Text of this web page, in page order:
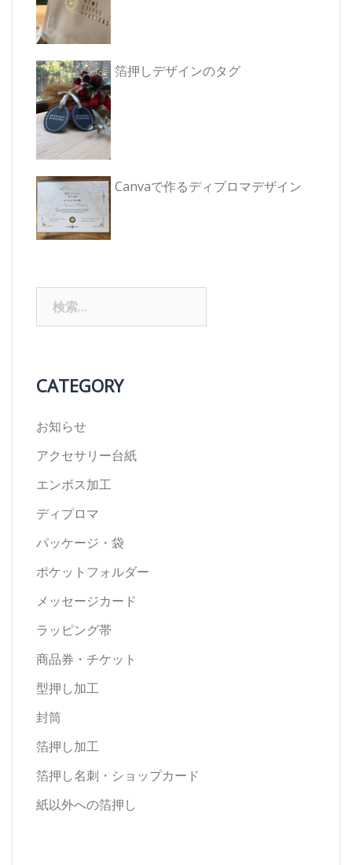
箔押しデザインのタグ
Canvaで作るディプロマデザイン
CATEGORY
お知らせ
アクセサリー台紙
エンボス加工
ディプロマ
パッケージ・袋
ポケットフォルダー
メッセージカード
ラッピング帯
商品券・チケット
型押し加工
封筒
箔押し加工
箔押し名刺・ショップカード
紙以外への箔押し